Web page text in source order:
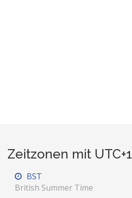
Zeitzonen mit UTC+1
BST
British Summer Time